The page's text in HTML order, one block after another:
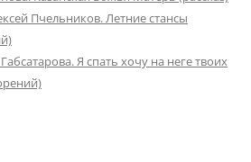
Пчельников. Летние стансы
Я спать хочу на неге твоих